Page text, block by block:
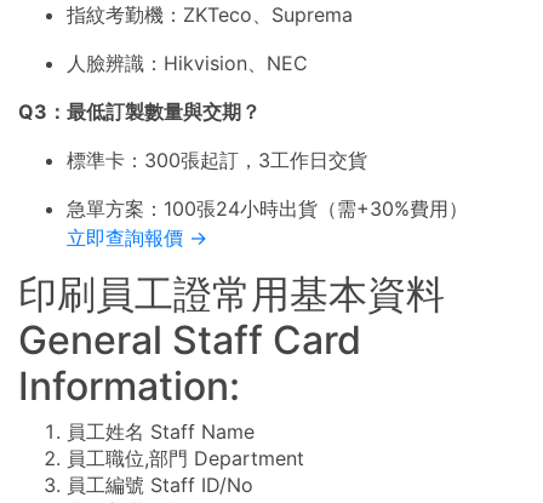
指紋考勤機：ZKTeco、Suprema
人臉辨識：Hikvision、NEC
Q3：最低訂製數量與交期？
標準卡：300張起訂，3工作日交貨
急單方案：100張24小時出貨（需+30%費用）
立即查詢報價 →
印刷員工證常用基本資料
General Staff Card
Information:
員工姓名 Staff Name
員工職位,部門 Department
員工編號 Staff ID/No